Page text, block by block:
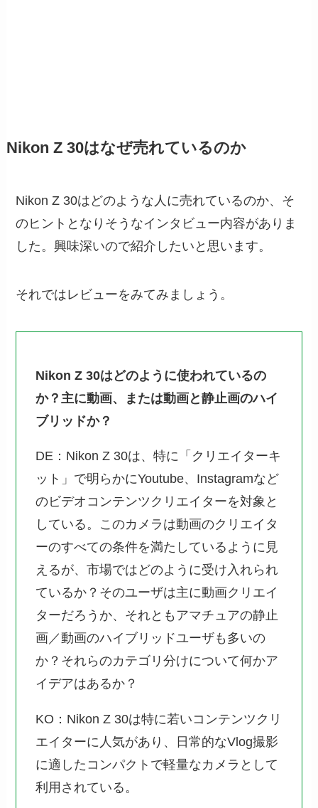
Nikon Z 30はなぜ売れているのか
Nikon Z 30はどのような人に売れているのか、そ
のヒントとなりそうなインタビュー内容がありま
した。興味深いので紹介したいと思います。
それではレビューをみてみましょう。
Nikon Z 30はどのように使われているの
か？主に動画、または動画と静止画のハイ
ブリッドか？
DE：Nikon Z 30は、特に「クリエイターキ
ット」で明らかにYoutube、Instagramなど
のビデオコンテンツクリエイターを対象と
している。このカメラは動画のクリエイタ
ーのすべての条件を満たしているように見
えるが、市場ではどのように受け入れられ
ているか？そのユーザは主に動画クリエイ
ターだろうか、それともアマチュアの静止
画／動画のハイブリッドユーザも多いの
か？それらのカテゴリ分けについて何かア
イデアはあるか？
KO：Nikon Z 30は特に若いコンテンツクリ
エイターに人気があり、日常的なVlog撮影
に適したコンパクトで軽量なカメラとして
利用されている。